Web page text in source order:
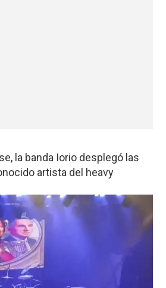
la banda Iorio desplegó las
artista del heavy